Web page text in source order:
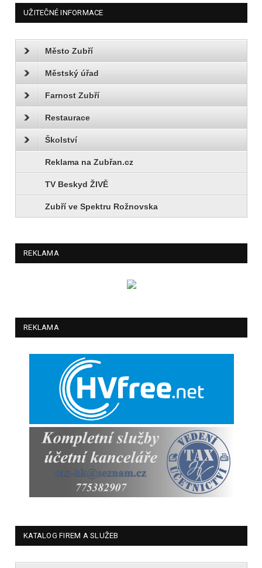
UŽITEČNÉ INFORMACE
Město Zubří
Městský úřad
Farnost Zubří
Restaurace
Školství
Reklama na Zubřan.cz
TV Beskyd ŽIVĚ
Zubří ve Spektru Rožnovska
REKLAMA
REKLAMA
KATALOG FIREM A SLUŽEB